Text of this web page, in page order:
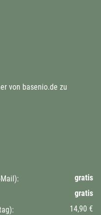
von basenio.de zu
gratis
gratis
14,90 €